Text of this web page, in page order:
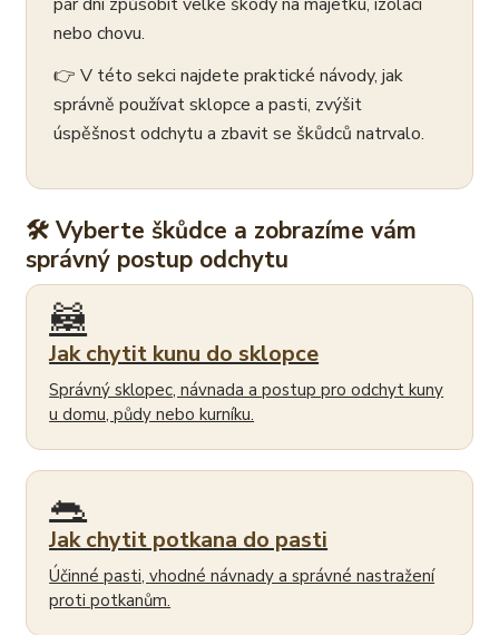
nebo chovu.
👉 V této sekci najdete praktické návody, jak
správně používat sklopce a pasti, zvýšit
úspěšnost odchytu a zbavit se škůdců natrvalo.
🛠 Vyberte škůdce a zobrazíme vám
správný postup odchytu
🦝
Jak chytit kunu do sklopce
Správný sklopec, návnada a postup pro odchyt kuny
u domu, půdy nebo kurníku.
🐀
Jak chytit potkana do pasti
Účinné pasti, vhodné návnady a správné nastražení
proti potkanům.